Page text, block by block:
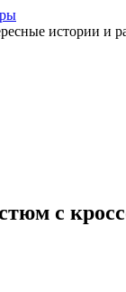
истории и
с